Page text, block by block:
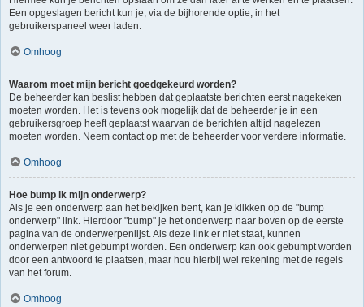
Een opgeslagen bericht kun je, via de bijhorende optie, in het
gebruikerspaneel weer laden.
Omhoog
Waarom moet mijn bericht goedgekeurd worden?
De beheerder kan beslist hebben dat geplaatste berichten eerst nagekeken
moeten worden. Het is tevens ook mogelijk dat de beheerder je in een
gebruikersgroep heeft geplaatst waarvan de berichten altijd nagelezen
moeten worden. Neem contact op met de beheerder voor verdere informatie.
Omhoog
Hoe bump ik mijn onderwerp?
Als je een onderwerp aan het bekijken bent, kan je klikken op de "bump
onderwerp" link. Hierdoor "bump" je het onderwerp naar boven op de eerste
pagina van de onderwerpenlijst. Als deze link er niet staat, kunnen
onderwerpen niet gebumpt worden. Een onderwerp kan ook gebumpt worden
door een antwoord te plaatsen, maar hou hierbij wel rekening met de regels
van het forum.
Omhoog